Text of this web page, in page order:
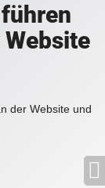
der Website und